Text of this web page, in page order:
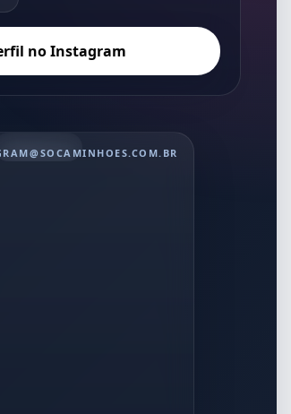
no Instagram
20/07/2026
@SOCAMINHOES.COM.BR